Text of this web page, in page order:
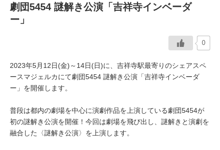
おしらせ
劇団5454 謎解き公演「吉祥寺インベーダ
ー」
0
2023年5月12日(金)～14日(日)に、吉祥寺駅最寄りのシェアスペ
ースマジェルカにて劇団5454 謎解き公演「吉祥寺インベーダ
ー」を開催します。
普段は都内の劇場を中心に演劇作品を上演している劇団5454が
初の謎解き公演を開催！今回は劇場を飛び出し、謎解きと演劇を
融合した〈謎解き公演〉を上演します。